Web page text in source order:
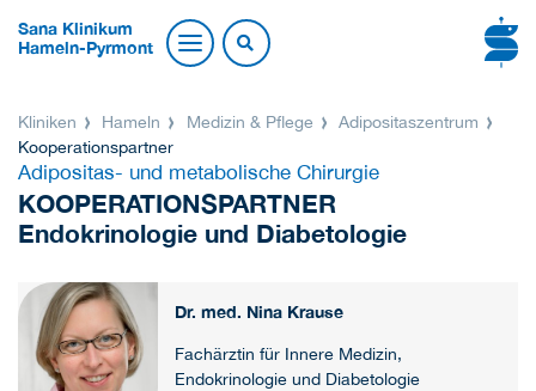
Sana Klinikum
Hameln-Pyrmont
Kliniken Hameln Medizin & Pflege
Adipositaszentrum
Kooperationspartner
Adipositas- und metabolische Chirurgie
KOOPERATIONSPARTNER
Endokrinologie und Diabetologie
Dr. med. Nina Krause
Fachärztin für Innere Medizin,
Endokrinologie und Diabetologie